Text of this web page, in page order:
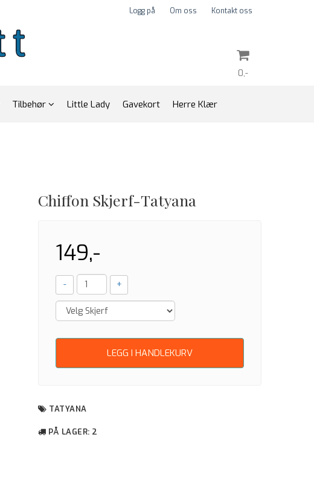
Logg på Om oss Kontakt oss
0,-
Tilbehør Little Lady Gavekort Herre Klær
Chiffon Skjerf-Tatyana
149,-
- +
LEGG I HANDLEKURV
TATYANA
PÅ LAGER: 2